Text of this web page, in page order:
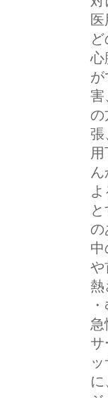
心
が
害
の
張
の
中
や
熱
急